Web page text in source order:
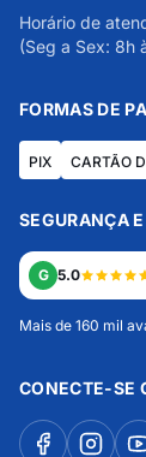
Horário de
(Seg a Sex: 8h
FORMAS DE
PIX CARTÃO
SEGURANÇA
G 5.0
Mais de 160 mil
CONECTE-SE